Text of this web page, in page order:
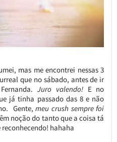
mas me encontrei nessas 3
que no sábado, antes de ir
Juro valendo!E no
já tinha passado das 8 e não
Gente, meu crush sempre foi
noção do tanto que a coisa tá
hahaha